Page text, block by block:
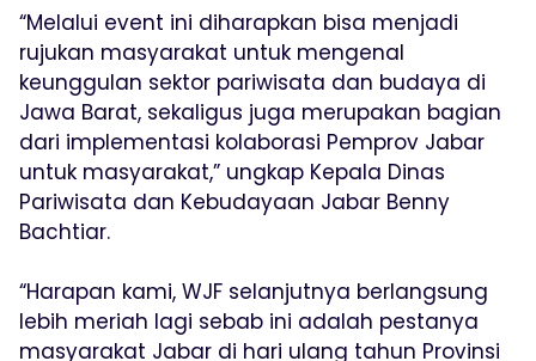
“Melalui event ini diharapkan bisa menjadi
rujukan masyarakat untuk mengenal
keunggulan sektor pariwisata dan budaya di
Jawa Barat, sekaligus juga merupakan bagian
dari implementasi kolaborasi Pemprov Jabar
untuk masyarakat,” ungkap Kepala Dinas
Pariwisata dan Kebudayaan Jabar Benny
Bachtiar.
“Harapan kami, WJF selanjutnya berlangsung
lebih meriah lagi sebab ini adalah pestanya
masyarakat Jabar di hari ulang tahun Provinsi